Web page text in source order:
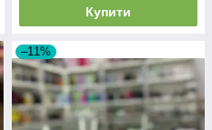
Купити
–11%